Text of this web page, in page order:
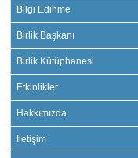
Bilgi Edinme
Birlik Başkanı
Birlik Kütüphanesi
Etkinlikler
Hakkımızda
İletişim